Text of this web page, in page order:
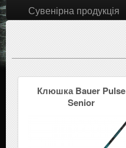
Сувенірна продукція
Клюшка Bauer Pulse
Senior